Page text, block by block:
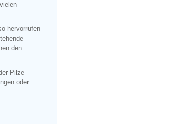
hervorrufen
den
Pilze
oder